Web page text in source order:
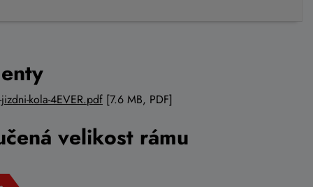
kola-4EVER.pdf [7.6 MB, PDF]
velikost rámu